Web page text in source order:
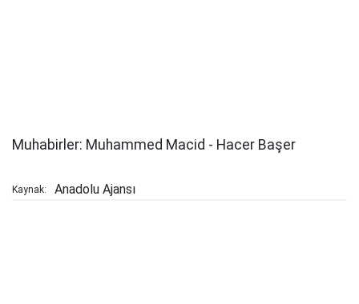
Muhabirler: Muhammed Macid - Hacer Başer
Kaynak: Anadolu Ajansı